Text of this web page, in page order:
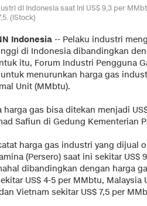
di Indonesia saat ini US$ 9,3 per
(iStock)
Indonesia -- Pelaku industri
di Indonesia dibandingkan
itu, Forum Industri Pengguna
menurunkan harga gas
Unit (MMbtu).
harga gas bisa ditekan menjadi
Safiun di Gedung Kementerian
harga gas industri yang dijual
(Persero) saat ini sekitar
dibandingkan dengan harga
US$ 4-5 per MMbtu, Malaysia
Vietnam sekitar US$ 7,5 per